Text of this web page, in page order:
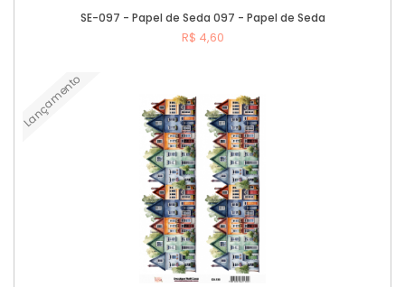
SE-097 - Papel de Seda 097 - Papel de Seda
R$ 4,60
Lançamento